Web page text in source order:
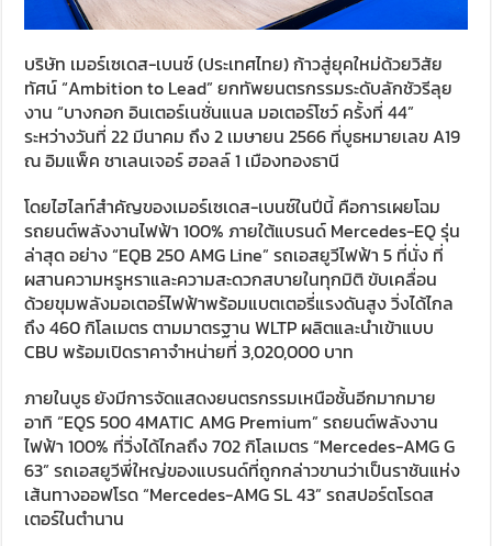
บริษัท เมอร์เซเดส-เบนซ์ (ประเทศไทย) ก้าวสู่ยุคใหม่ด้วยวิสัย
ทัศน์ “Ambition to Lead” ยกทัพยนตรกรรมระดับลักชัวรีลุย
งาน “บางกอก อินเตอร์เนชั่นแนล มอเตอร์โชว์ ครั้งที่ 44”
ระหว่างวันที่ 22 มีนาคม ถึง 2 เมษายน 2566 ที่บูธหมายเลข A19
ณ อิมแพ็ค ชาเลนเจอร์ ฮอลล์ 1 เมืองทองธานี
โดยไฮไลท์สำคัญของเมอร์เซเดส-เบนซ์ในปีนี้ คือการเผยโฉม
รถยนต์พลังงานไฟฟ้า 100% ภายใต้แบรนด์ Mercedes-EQ รุ่น
ล่าสุด อย่าง “EQB 250 AMG Line” รถเอสยูวีไฟฟ้า 5 ที่นั่ง ที่
ผสานความหรูหราและความสะดวกสบายในทุกมิติ ขับเคลื่อน
ด้วยขุมพลังมอเตอร์ไฟฟ้าพร้อมแบตเตอรี่แรงดันสูง วิ่งได้ไกล
ถึง 460 กิโลเมตร ตามมาตรฐาน WLTP ผลิตและนำเข้าแบบ
CBU พร้อมเปิดราคาจำหน่ายที่ 3,020,000 บาท
ภายในบูธ ยังมีการจัดแสดงยนตรกรรมเหนือชั้นอีกมากมาย
อาทิ “EQS 500 4MATIC AMG Premium” รถยนต์พลังงาน
ไฟฟ้า 100% ที่วิ่งได้ไกลถึง 702 กิโลเมตร “Mercedes-AMG G
63” รถเอสยูวีพี่ใหญ่ของแบรนด์ที่ถูกกล่าวขานว่าเป็นราชันแห่ง
เส้นทางออฟโรด “Mercedes-AMG SL 43” รถสปอร์ตโรดส
เตอร์ในตำนาน